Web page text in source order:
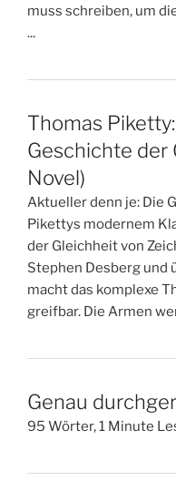
muss schreiben, um
...
Thomas
Geschichte der
Novel)
Aktueller denn je: Die
Pikettys modernem
der Gleichheit von
Stephen Desberg und
macht das komplexe
greifbar. Die Armen
Genau
95 Wörter, 1 Minute